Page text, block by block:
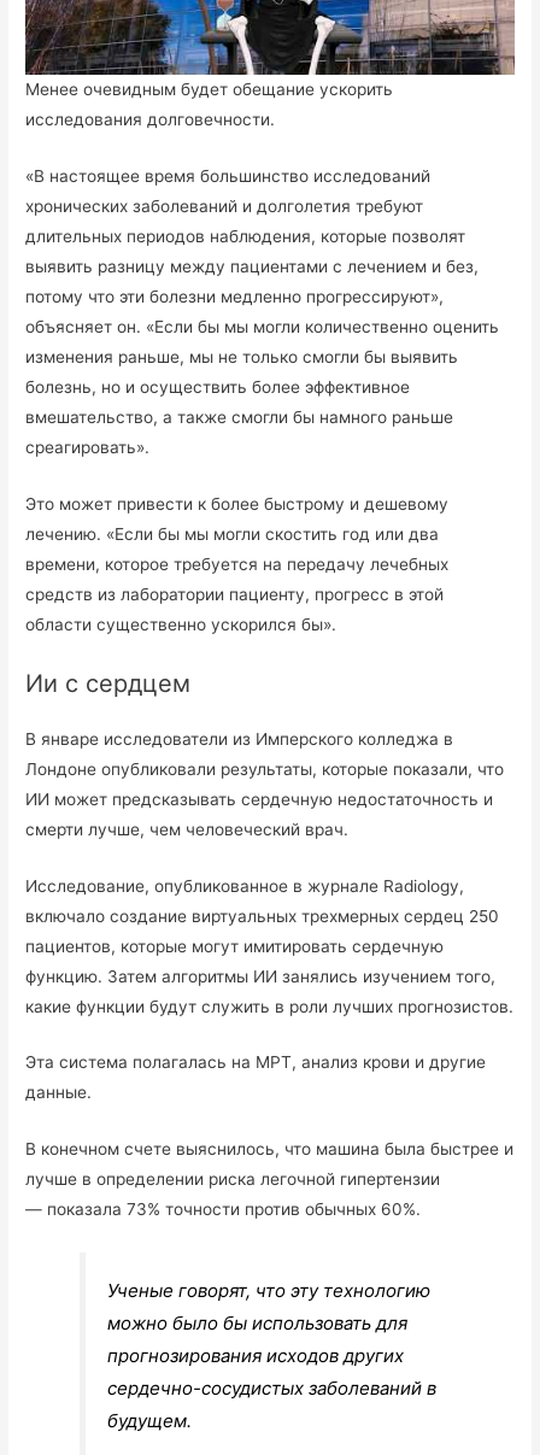
Менее очевидным будет обещание ускорить
исследования долговечности.
«В настоящее время большинство исследований
хронических заболеваний и долголетия требуют
длительных периодов наблюдения, которые позволят
выявить разницу между пациентами с лечением и без,
потому что эти болезни медленно прогрессируют»,
объясняет он. «Если бы мы могли количественно оценить
изменения раньше, мы не только смогли бы выявить
болезнь, но и осуществить более эффективное
вмешательство, а также смогли бы намного раньше
среагировать».
Это может привести к более быстрому и дешевому
лечению. «Если бы мы могли скостить год или два
времени, которое требуется на передачу лечебных
средств из лаборатории пациенту, прогресс в этой
области существенно ускорился бы».
Ии с сердцем
В январе исследователи из Имперского колледжа в
Лондоне опубликовали результаты, которые показали, что
ИИ может предсказывать сердечную недостаточность и
смерти лучше, чем человеческий врач.
Исследование, опубликованное в журнале Radiology,
включало создание виртуальных трехмерных сердец 250
пациентов, которые могут имитировать сердечную
функцию. Затем алгоритмы ИИ занялись изучением того,
какие функции будут служить в роли лучших прогнозистов.
Эта система полагалась на МРТ, анализ крови и другие
данные.
В конечном счете выяснилось, что машина была быстрее и
лучше в определении риска легочной гипертензии
— показала 73% точности против обычных 60%.
Ученые говорят, что эту технологию
можно было бы использовать для
прогнозирования исходов других
сердечно-сосудистых заболеваний в
будущем.